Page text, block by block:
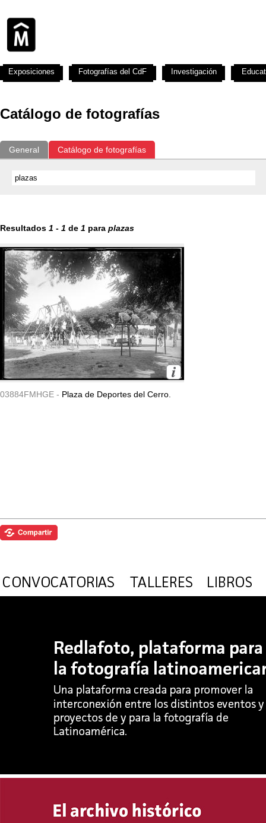
Catálogo de fotografías
General Catálogo de fotografías
Resultados 1 - 1 de 1 para plazas
03884FMHGE - Plaza de Deportes del Cerro.
Exposiciones Fotografías del CdF Investigación